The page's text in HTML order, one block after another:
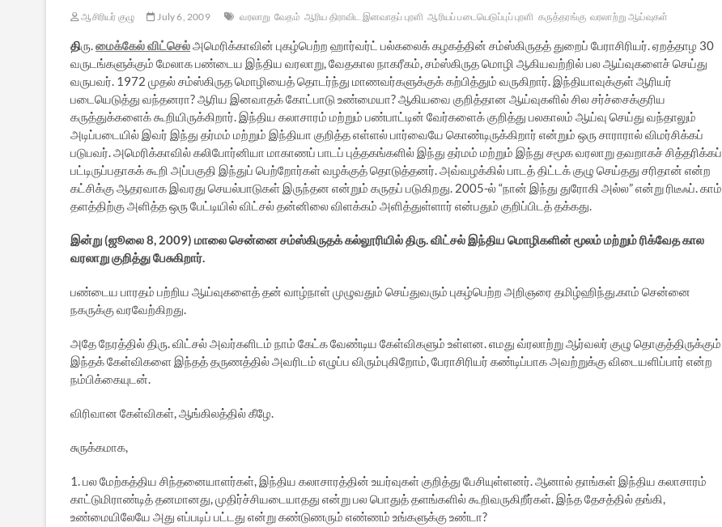
ஆசிரியர் குழு July 6, 2009 வரலாறு வேதம் ஆரிய திராவிட இனவாதப் புரளி ஆரியப் படையெடுப்புப் புரளி கருத்தரங்கு வரலாற்று ஆய்வுகள்
திரு.மைக்கேல் விட்செல்அமெரிக்காவின் புகழ்பெற்ற ஹார்வர்ட் பல்கலைக் கழகத்தின் சம்ஸ்கிருதத் துறைப் பேராசிரியர். ஏறத்தாழ 30
வருடங்களுக்கும் மேலாக பண்டைய இந்திய வரலாறு, வேதகால நாகரீகம், சம்ஸ்கிருத மொழி ஆகியவற்றில் பல ஆய்வுகளைச் செய்து
வருபவர். 1972 முதல் சம்ஸ்கிருத மொழியைத் தொடர்ந்து மாணவர்களுக்குக் கற்பித்தும் வருகிறார். இந்தியாவுக்குள் ஆரியர்
படையெடுத்து வந்தனரா? ஆரிய இனவாதக் கோட்பாடு உண்மையா? ஆகியவை குறித்தான ஆய்வுகளில் சில சர்ச்சைக்குரிய
கருத்துக்களைக் கூறியிருக்கிறார். இந்திய கலாசாரம் மற்றும் பண்பாட்டின் வேர்களைக் குறித்து பலகாலம் ஆய்வு செய்து வந்தாலும்
அடிப்படையில் இவர் இந்து தர்மம் மற்றும் இந்தியா குறித்த எள்ளல் பார்வையே கொண்டிருக்கிறார் என்றும் ஒரு சாராரால் விமர்சிக்கப்
படுபவர். அமெரிக்காவில் கலிபோர்னியா மாகாணப் பாடப் புத்தகங்களில் இந்து தர்மம் மற்றும் இந்து சமூக வரலாறு தவறாகச் சித்தரிக்கப்
பட்டிருப்பதாகக் கூறி அப்பகுதி இந்துப் பெற்றோர்கள் வழக்குத் தொடுத்தனர். அவ்வழக்கில் பாடத் திட்டக் குழு செய்தது சரிதான் என்ற
கட்சிக்கு ஆதரவாக இவரது செயல்பாடுகள் இருந்தன என்றும் கருதப் படுகிறது. 2005-ல் “நான் இந்து துரோகி அல்ல” என்று ரிடீஃப். காம்
தளத்திற்கு அளித்த ஒரு பேட்டியில் விட்சல் தன்னிலை விளக்கம் அளித்துள்ளார் என்பதும் குறிப்பிடத் தக்கது.
இன்று (ஜூலை 8, 2009) மாலை சென்னை சம்ஸ்கிருதக் கல்லூரியில் திரு. விட்சல் இந்திய மொழிகளின் மூலம் மற்றும் ரிக்வேத கால
வரலாறு குறித்து பேசுகிறார்.
பண்டைய பாரதம் பற்றிய ஆய்வுகளைத் தன் வாழ்நாள் முழுவதும் செய்துவரும் புகழ்பெற்ற அறிஞரை தமிழ்ஹிந்து.காம் சென்னை
நகருக்கு வரவேற்கிறது.
அதே நேரத்தில் திரு. விட்சல் அவர்களிடம் நாம் கேட்க வேண்டிய கேள்விகளும் உள்ளன. எமது வ்ரலாற்று ஆர்வலர் குழு தொகுத்திருக்கும்
இந்தக் கேள்விகளை இந்தத் தருணத்தில் அவரிடம் எழுப்ப விரும்புகிறோம், பேராசிரியர் கண்டிப்பாக அவற்றுக்கு விடையளிப்பார் என்ற
நம்பிக்கையுடன்.
விரிவான கேள்விகள், ஆங்கிலத்தில் கீழே.
சுருக்கமாக,
1. பல மேற்கத்திய சிந்தனையாளர்கள், இந்திய கலாசாரத்தின் உயர்வுகள் குறித்து பேசியுள்ளனர். ஆனால் தாங்கள் இந்திய கலாசாரம்
காட்டுமிராண்டித் தனமானது, முதிர்ச்சியடையாதது என்று பல பொதுத் தளங்களில் கூறிவருகிறீர்கள். இந்த தேசத்தில் தங்கி,
உண்மையிலேயே அது எப்படிப் பட்டது என்று கண்டுணரும் எண்ணம் உங்களுக்கு உண்டா?